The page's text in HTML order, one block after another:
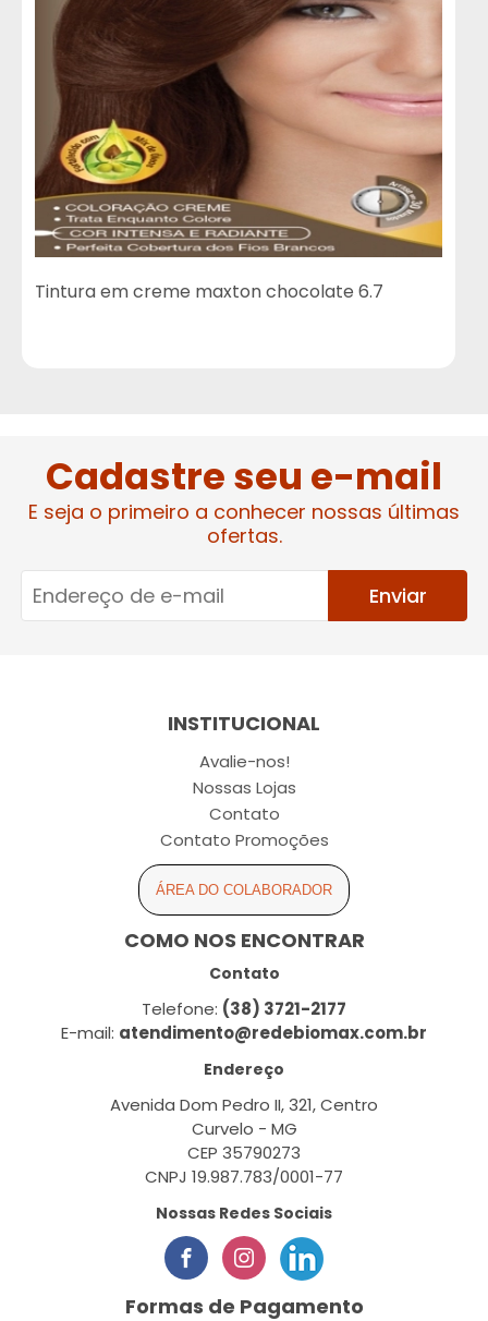
Tintura em creme maxton chocolate 6.7
Cadastre seu e-mail
E seja o primeiro a conhecer nossas últimas
ofertas.
Enviar
INSTITUCIONAL
Avalie-nos!
Nossas Lojas
Contato
Contato Promoções
ÁREA DO COLABORADOR
COMO NOS ENCONTRAR
Contato
Telefone: (38) 3721-2177
E-mail: atendimento@redebiomax.com.br
Endereço
Avenida Dom Pedro II, 321, Centro
Curvelo - MG
CEP 35790273
CNPJ 19.987.783/0001-77
Nossas Redes Sociais
Formas de Pagamento